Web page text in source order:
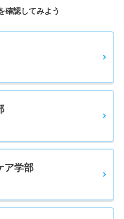
確認してみよう
ア学部